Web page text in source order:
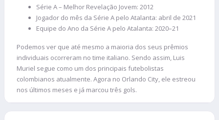
Série A – Melhor Revelação Jovem: 2012
Jogador do mês da Série A pelo Atalanta: abril de 2021
Equipe do Ano da Série A pelo Atalanta: 2020–21
Podemos ver que até mesmo a maioria dos seus prêmios
individuais ocorreram no time italiano. Sendo assim, Luis
Muriel segue como um dos principais futebolistas
colombianos atualmente. Agora no Orlando City, ele estreou
nos últimos meses e já marcou três gols.